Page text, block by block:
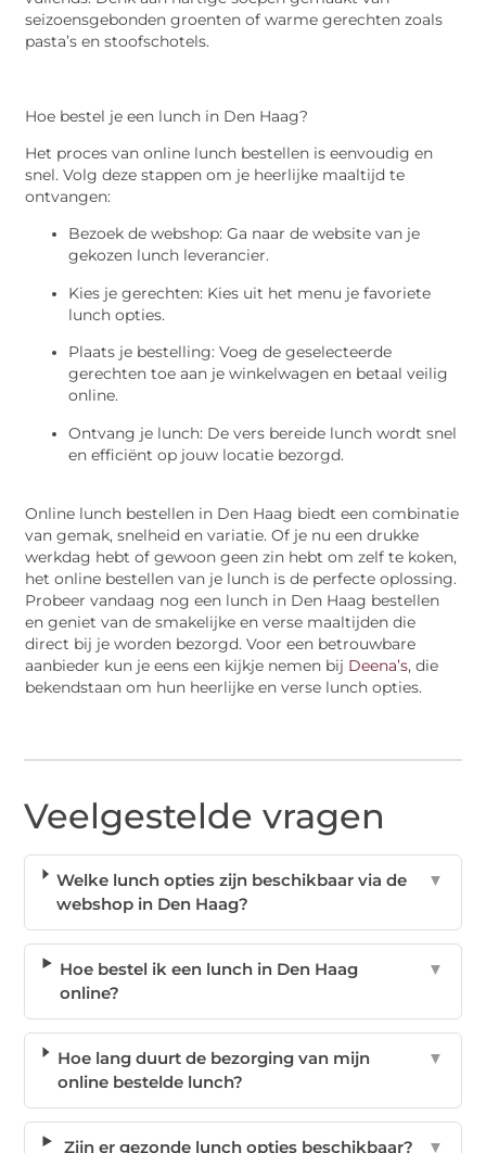
seizoensgebonden groenten of warme gerechten zoals
pasta’s en stoofschotels.
Hoe bestel je een lunch in Den Haag?
Het proces van online lunch bestellen is eenvoudig en
snel. Volg deze stappen om je heerlijke maaltijd te
ontvangen:
Bezoek de webshop: Ga naar de website van je
gekozen lunch leverancier.
Kies je gerechten: Kies uit het menu je favoriete
lunch opties.
Plaats je bestelling: Voeg de geselecteerde
gerechten toe aan je winkelwagen en betaal veilig
online.
Ontvang je lunch: De vers bereide lunch wordt snel
en efficiënt op jouw locatie bezorgd.
Online lunch bestellen in Den Haag biedt een combinatie
van gemak, snelheid en variatie. Of je nu een drukke
werkdag hebt of gewoon geen zin hebt om zelf te koken,
het online bestellen van je lunch is de perfecte oplossing.
Probeer vandaag nog een lunch in Den Haag bestellen
en geniet van de smakelijke en verse maaltijden die
direct bij je worden bezorgd. Voor een betrouwbare
aanbieder kun je eens een kijkje nemen bij Deena’s, die
bekendstaan om hun heerlijke en verse lunch opties.
Veelgestelde vragen
Welke lunch opties zijn beschikbaar via de
webshop in Den Haag?
▼
Hoe bestel ik een lunch in Den Haag
online?
▼
Hoe lang duurt de bezorging van mijn
online bestelde lunch?
▼
Zijn er gezonde lunch opties beschikbaar? ▼